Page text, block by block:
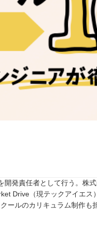
発責任者として行う。株
Drive（現テックアイエ
ールのカリキュラム制作